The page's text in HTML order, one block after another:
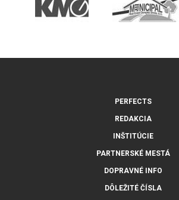
PERFECTS
REDAKCIA
INŠTITÚCIE
PARTNERSKÉ MESTÁ
DOPRAVNÉ INFO
DÔLEŽITÉ ČÍSLA